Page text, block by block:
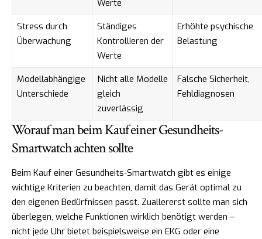
Werte
Stress durch
Überwachung
Ständiges
Kontrollieren der
Werte
Erhöhte psychische
Belastung
Modellabhängige
Unterschiede
Nicht alle Modelle
gleich
zuverlässig
Falsche Sicherheit,
Fehldiagnosen
Worauf man beim Kauf einer Gesundheits-
Smartwatch achten sollte
Beim Kauf einer Gesundheits-Smartwatch gibt es einige
wichtige Kriterien zu beachten, damit das Gerät optimal zu
den eigenen Bedürfnissen passt. Zuallererst sollte man sich
überlegen, welche Funktionen wirklich benötigt werden –
nicht jede Uhr bietet beispielsweise ein EKG oder eine